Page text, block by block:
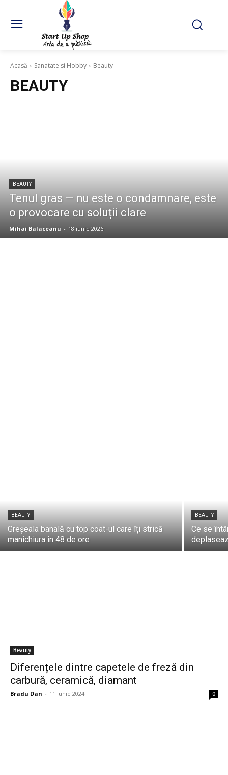
Acasă Sanatate si Hobby Beauty
BEAUTY
BEAUTY
Tenul gras — nu este o condamnare, este
o provocare cu soluții clare
Mihai Balaceanu - 18 iunie 2026
BEAUTY
Greșeala banală cu top coat-ul care îți strică
manichiura în 48 de ore
BEAUTY
Ce se
Beauty
Diferențele dintre capetele de freză din
carbură, ceramică, diamant
Bradu Dan - 11 iunie 2024 0